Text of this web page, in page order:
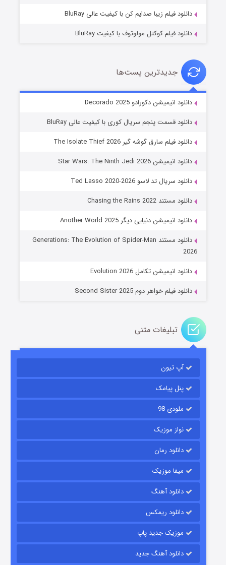
خاندان اژدها فصل ۳
جادوگری در مغولستان
قسمت۱۴ (زیرنویس) منتشر شد
باب اسفنجی فصل ۱۷
قسمت۶ (زیرنویس) منتشر شد
قسمت۱۵ (دوبله) منتشر شد
دانلود فیلم زیبا صدایم کن با کیفیت عالی BluRay
دانلود فیلم کوکتل مولوتوف با کیفیت BluRay
جدیدترین پست‌ها
دانلود انیمیشن دکورادو Decorado 2025
دانلود قسمت پنجم سریال کوری با کیفیت عالی BluRay
دانلود فیلم سارق گوشه گیر The Isolate Thief 2026
دانلود انیمیشن Star Wars: The Ninth Jedi 2026
دانلود سریال تد لاسو Ted Lasso 2020-2026
دانلود مستند Chasing the Rains 2022
دانلود انیمیشن دنیایی دیگر Another World 2025
دانلود مستند Generations: The Evolution of Spider-Man
2026
دانلود انیمیشن تکامل Evolution 2026
دانلود فیلم خواهر دوم Second Sister 2025
تبلیغات متنی
آپ تیون
پنل پیامک
ملودی 98
نواز موزیک
دانلود رمان
میفا موزیک
دانلود آهنگ
دانلود ریمکس
موزیک جدید پاپ
دانلود آهنگ جدید